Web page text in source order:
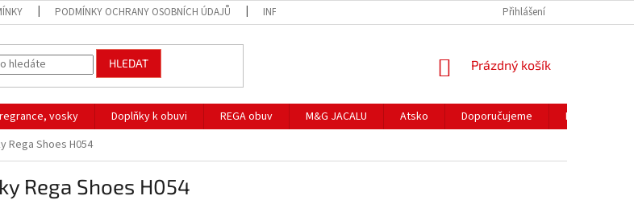
PODMÍNKY OCHRANY OSOBNÍCH ÚDAJŮ INFORMACE K NÁKUPU HODNOCENÍ OBCHODU
Přihlášení
HLEDAT
NÁKUPNÍ
Prázdný košík
vosky Doplňky k obuvi REGA obuv M&G JACALU Atsko Doporučujeme
II. jakost
Rega Shoes H054
Rega Shoes H054